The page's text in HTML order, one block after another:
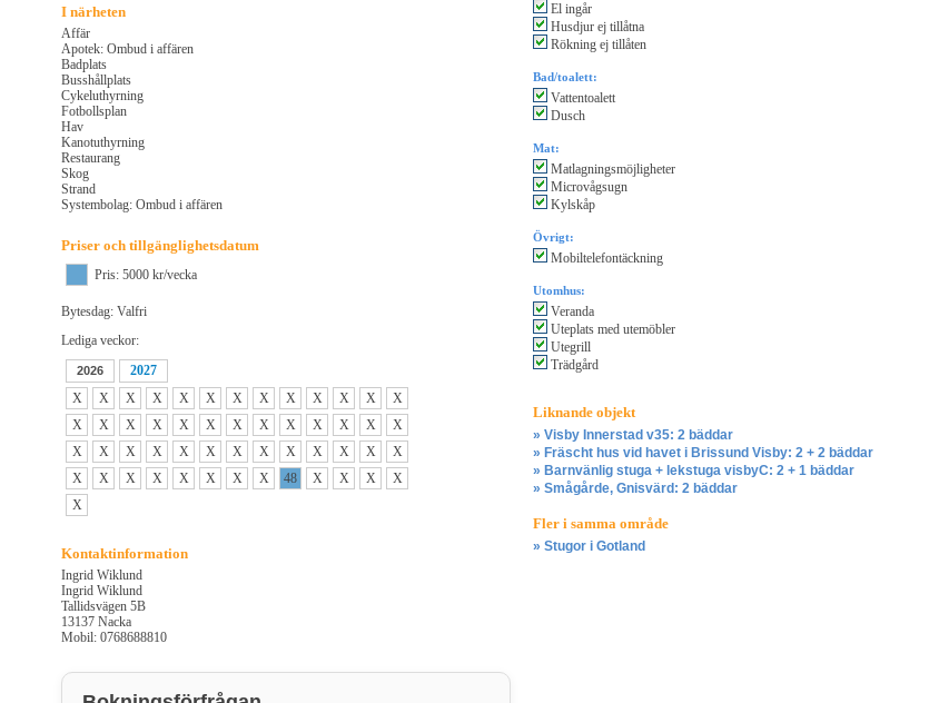
I närheten
Affär
Apotek: Ombud i affären
Badplats
Busshållplats
Cykeluthyrning
Fotbollsplan
Hav
Kanotuthyrning
Restaurang
Skog
Strand
Systembolag: Ombud i affären
Priser och tillgänglighetsdatum
Pris: 5000 kr/vecka
Bytesdag: Valfri
Lediga veckor:
2026
2027
X
X X X X X X X X X X X
X
X
X X X X X X X X X X X
X
X
X X X X X X X X X X X
X
X
X X X X X X X 48 X X X
X
X
Kontaktinformation
Ingrid Wiklund
Ingrid Wiklund
Tallidsvägen 5B
13137 Nacka
Mobil: 0768688810
El ingår
Husdjur ej tillåtna
Rökning ej tillåten
Bad/toalett:
Vattentoalett
Dusch
Mat:
Matlagningsmöjligheter
Microvågsugn
Kylskåp
Övrigt:
Mobiltelefontäckning
Utomhus:
Veranda
Uteplats med utemöbler
Utegrill
Trädgård
Liknande objekt
» Visby Innerstad v35: 2 bäddar
» Fräscht hus vid havet i Brissund Visby: 2 + 2 bäddar
» Barnvänlig stuga + lekstuga visbyC: 2 + 1 bäddar
» Smågårde, Gnisvärd: 2 bäddar
Fler i samma område
» Stugor i Gotland